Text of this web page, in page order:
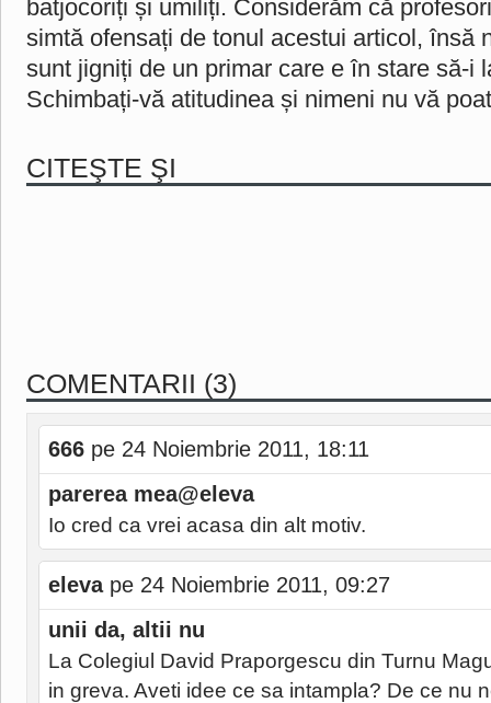
batjocoriți și umiliți. Considerăm că
simtă ofensați de tonul acestui articol, însă
sunt jigniți de un primar care e în stare să-i
Schimbați-vă atitudinea și nimeni nu vă
CITEŞTE ŞI
COMENTARII (3)
666 pe 24 Noiembrie 2011, 18:11
parerea mea@eleva
Io cred ca vrei acasa din alt motiv.
elevape 24 Noiembrie 2011, 09:27
unii da, altii nu
La Colegiul David Praporgescu din Turnu
in greva. Aveti idee ce sa intampla? De ce nu